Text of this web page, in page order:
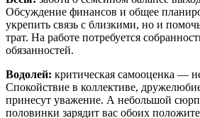
Обсуждение финансов и общее
укрепить связь с близкими, но и
трат. На работе потребуется
обязанностей.
Водолей: критическая самооценка —
Спокойствие в коллективе,
принесут уважение. А небольшой
половинки зарядит вас обоих